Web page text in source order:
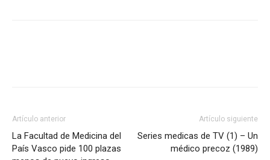
Artículo anterior
La Facultad de Medicina del
País Vasco pide 100 plazas
Artículo siguiente
Series medicas de TV (1) – Un
médico precoz (1989)